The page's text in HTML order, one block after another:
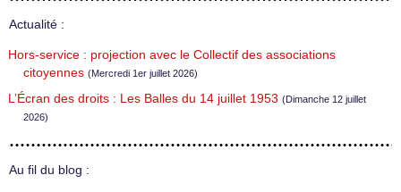
Actualité :
Hors-service : projection avec le Collectif des associations
citoyennes (Mercredi 1er juillet 2026)
L’Écran des droits : Les Balles du 14 juillet 1953 (Dimanche 12 juillet
2026)
Au fil du blog :